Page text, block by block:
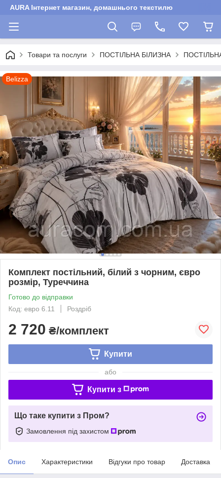
AURA Інтернет магазин, домашнього текстилю
Товари та послуги ПОСТІЛЬНА БІЛИЗНА
Belizza
Комплект постільний, білий з чорним, євро
розмір, Туреччина
Готово до відправки
Код: евро 6.11
Роздріб
2 720 ₴/комплект
Купити
або
Купити з
Що таке купити з Пром?
Замовлення під захистом
Опис Характеристики Відгуки про товар Доставка